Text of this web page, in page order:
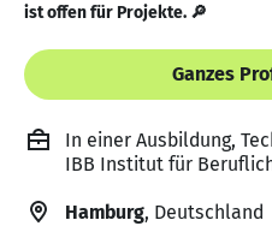
ist offen für Projekte. 🔎
Ganzes
In einer Ausbildung,
IBB Institut für
Hamburg, Deutschland